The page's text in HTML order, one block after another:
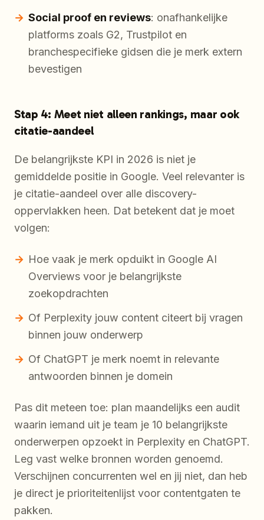
Social proof en reviews: onafhankelijke
platforms zoals G2, Trustpilot en
branchespecifieke gidsen die je merk extern
bevestigen
Stap 4: Meet niet alleen rankings, maar ook
citatie-aandeel
De belangrijkste KPI in 2026 is niet je
gemiddelde positie in Google. Veel relevanter is
je citatie-aandeel over alle discovery-
oppervlakken heen. Dat betekent dat je moet
volgen:
Hoe vaak je merk opduikt in Google AI
Overviews voor je belangrijkste
zoekopdrachten
Of Perplexity jouw content citeert bij vragen
binnen jouw onderwerp
Of ChatGPT je merk noemt in relevante
antwoorden binnen je domein
Pas dit meteen toe: plan maandelijks een audit
waarin iemand uit je team je 10 belangrijkste
onderwerpen opzoekt in Perplexity en ChatGPT.
Leg vast welke bronnen worden genoemd.
Verschijnen concurrenten wel en jij niet, dan heb
je direct je prioriteitenlijst voor contentgaten te
pakken.